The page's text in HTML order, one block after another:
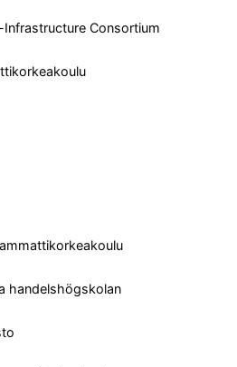
Infrastructure Consortium
handelshögskolan